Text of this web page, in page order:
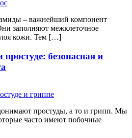
– важнейший компонент
заполняют межклеточное
кожи. Тем […]
безопасная и
простуды, а то и грипп. Мы
часто имеют побочные